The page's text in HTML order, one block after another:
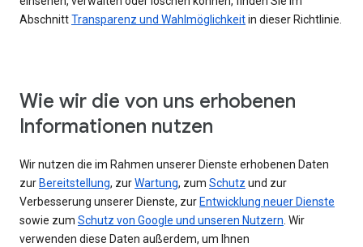
AbschnittTransparenz und Wahlmöglichkeitin dieser Richtlinie.
Wie wir die von uns erhobenen
Informationen nutzen
Wir nutzen die im Rahmen unserer Dienste erhobenen Daten
zur Bereitstellung, zurWartung, zum Schutz und zur
Verbesserung unserer Dienste, zur Entwicklung neuer Dienste
sowie zum Schutz von Google und unseren Nutzern. Wir
verwenden diese Daten außerdem, um Ihnen